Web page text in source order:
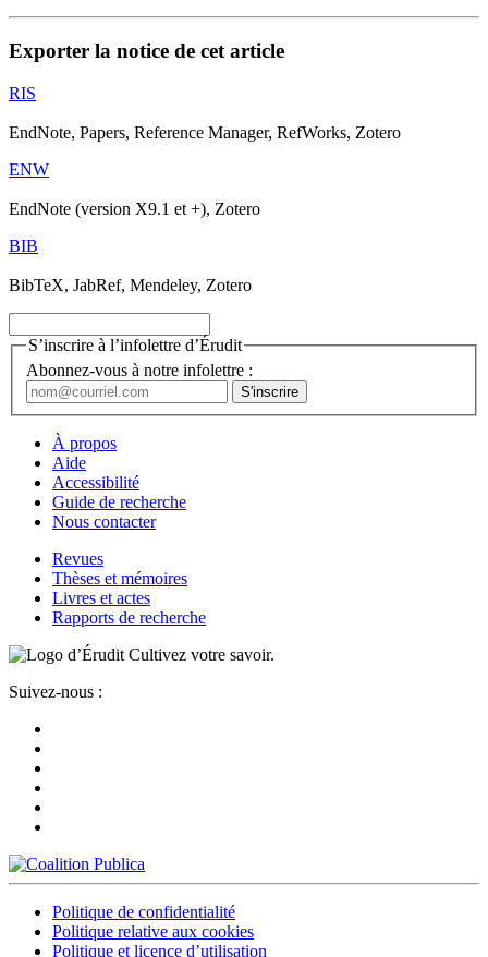
Exporter la notice de cet article
RIS
EndNote, Papers, Reference Manager, RefWorks, Zotero
ENW
EndNote (version X9.1 et +), Zotero
BIB
BibTeX, JabRef, Mendeley, Zotero
S’inscrire à l’infolettre d’Érudit
Abonnez-vous à notre infolettre :
À propos
Aide
Accessibilité
Guide de recherche
Nous contacter
Revues
Thèses et mémoires
Livres et actes
Rapports de recherche
Cultivez votre savoir.
Suivez-nous :
Politique de confidentialité
Politique relative aux cookies
Politique et licence d’utilisation